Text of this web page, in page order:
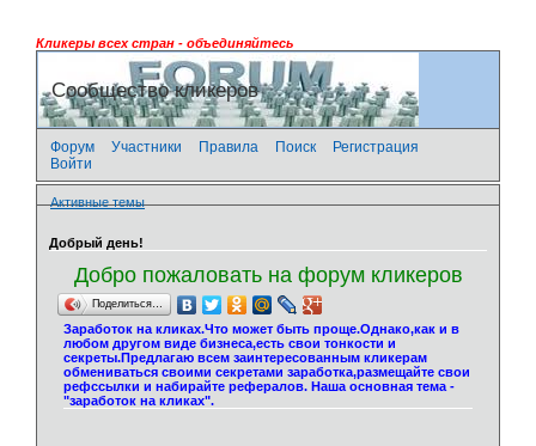
Кликеры всех стран - объединяйтесь
Сообщество кликеров
Форум Участники Правила Поиск
Регистрация
Войти
Активные темы
Добрый день!
Добро пожаловать на форум кликеров
Поделиться…
Заработок на кликах.Что может быть проще.Однако,как и в
любом другом виде бизнеса,есть свои тонкости и
секреты.Предлагаю всем заинтересованным кликерам
обмениваться своими секретами заработка,размещайте свои
рефссылки и набирайте рефералов. Наша основная тема -
"заработок на кликах".